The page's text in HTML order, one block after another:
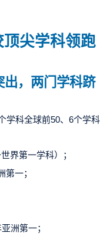
顶尖学科领跑
出，两门学科跻
学科全球前50、6个学科
界第一学科）；
第一；
洲第一；